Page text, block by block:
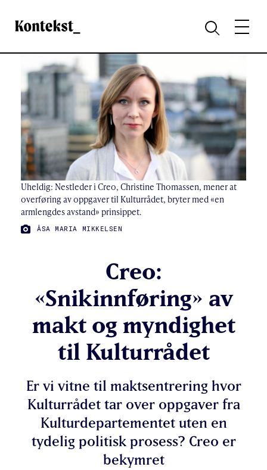
Kontekst
SØKMENY
Uheldig: Nestleder i Creo, Christine Thomassen, mener at
overføring av oppgaver til Kulturrådet, bryter med «en
armlengdes avstand» prinsippet.
FOTO:
ÅSA MARIA MIKKELSEN
Creo:
«Snikinnføring» av
makt og myndighet
til Kulturrådet
Er vi vitne til maktsentrering hvor
Kulturrådet tar over oppgaver fra
Kulturdepartementet uten en
tydelig politisk prosess? Creo er
bekymret